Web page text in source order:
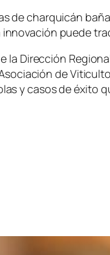
de charquicán
puede
Dirección
de
y casos de éxito